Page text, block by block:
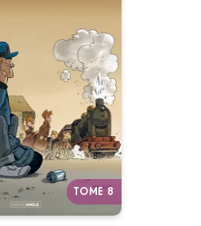
TOME 8
des
- cycle 4
02/2)
Date de parution :
du train prennent le
pouvoir.
tomes